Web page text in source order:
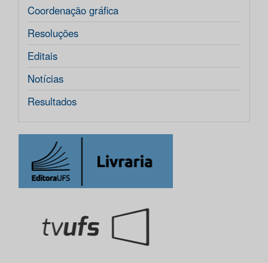
Coordenação gráfica
Resoluções
Editais
Notícias
Resultados